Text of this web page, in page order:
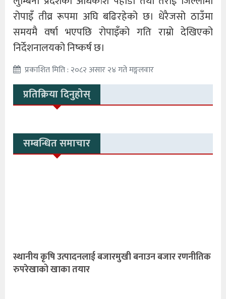
रोपाइँ तीव्र रूपमा अघि बढिरहेको छ। धेरैजसो ठाउँमा
समयमै वर्षा भएपछि रोपाइँको गति राम्रो देखिएको
निर्देशनालयको निष्कर्ष छ।
प्रकाशित मिति : २०८२ असार २४ गते मङ्गलवार
प्रतिक्रिया दिनुहोस्
सम्बन्धित समाचार
स्थानीय कृषि उत्पादनलाई बजारमुखी बनाउन बजार रणनीतिक
रुपरेखाको खाका तयार